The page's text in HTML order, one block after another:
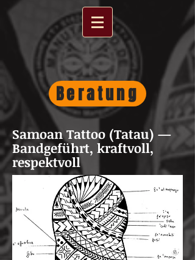
Beratung
Samoan Tattoo (Tatau) —
Bandgeführt, kraftvoll,
respektvoll